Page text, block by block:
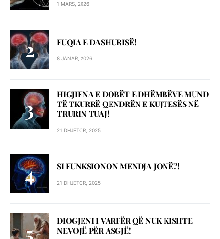
1 MARS, 2026
FUQIA E DASHURISË!
8 JANAR, 2026
HIGJIENA E DOBËT E DHËMBËVE MUND
TË TKURRË QENDRËN E KUJTESËS NË
TRURIN TUAJ!
21 DHJETOR, 2025
SI FUNKSIONON MENDJA JONË?!
21 DHJETOR, 2025
DIOGJENI I VARFËR QË NUK KISHTE
NEVOJË PËR ASGJË!